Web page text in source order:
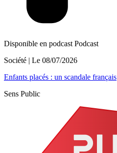
Disponible en podcast Podcast
Société | Le 08/07/2026
Enfants placés : un scandale français
Sens Public